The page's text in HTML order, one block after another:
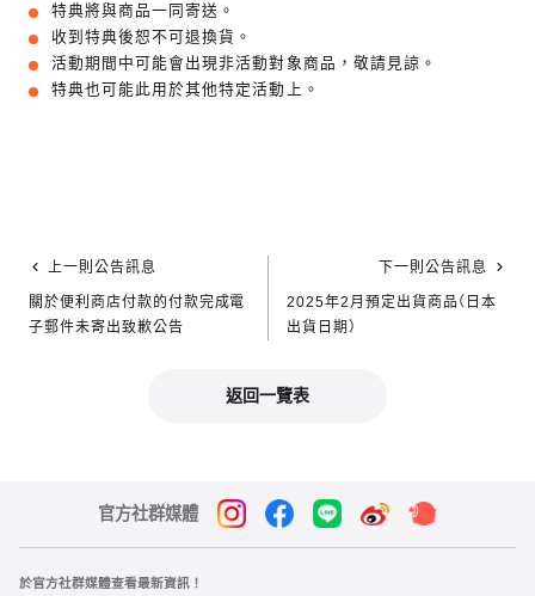
特典將與商品一同寄送。
收到特典後恕不可退換貨。
活動期間中可能會出現非活動對象商品，敬請見諒。
特典也可能此用於其他特定活動上。
上一則公告訊息
關於便利商店付款的付款完成電
子郵件未寄出致歉公告
下一則公告訊息
2025年2月預定出貨商品（日本
出貨日期）
返回一覽表
官方社群媒體
於官方社群媒體查看最新資訊！